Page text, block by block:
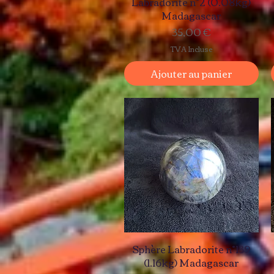
Madagascar
Prix
35,00 €
TVA Incluse
Ajouter au panier
Sphère Labradorite n°139
(1.16kg) Madagascar